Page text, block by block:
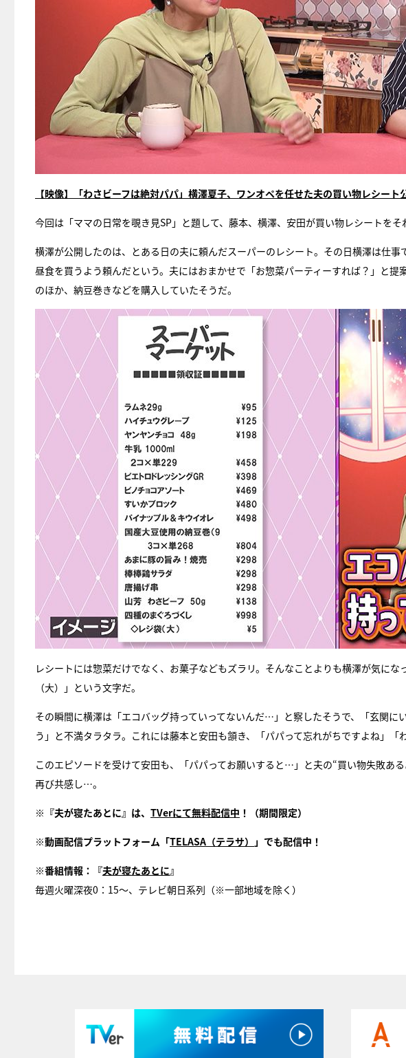
【映像】「わさビーフは絶対パパ」横澤夏子、ワンオペを任せた夫の買い物レシート
今回は「ママの日常を覗き見SP」と題して、藤本、横澤、安田が買い物レシートをそ
横澤が公開したのは、とある日の夫に頼んだスーパーのレシート。その日横澤は仕
昼食を買うよう頼んだという。夫にはおまかせで「お惣菜パーティーすれば？」と
のほか、納豆巻きなどを購入していたそうだ。
レシートには惣菜だけでなく、お菓子などもズラリ。そんなことよりも横澤が気に
（大）」という文字だ。
その瞬間に横澤は「エコバッグ持っていってないんだ…」と察したそうで、「玄関に
う」と不満タラタラ。これには藤本と安田も頷き、「パパって忘れがちですよね」「
このエピソードを受けて安田も、「パパってお願いすると…」と夫の“買い物失敗あ
再び共感し…。
※『夫が寝たあとに』は、 TVerにて無料配信中 ！（期間限定）
※動画配信プラットフォーム「TELASA （テラサ） 」でも配信中！
※番組情報：『夫が寝たあとに』
毎週火曜深夜0：15～、テレビ朝日系列（※一部地域を除く）